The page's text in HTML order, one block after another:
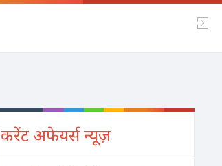
करेंट अफेयर्स न्यूज़